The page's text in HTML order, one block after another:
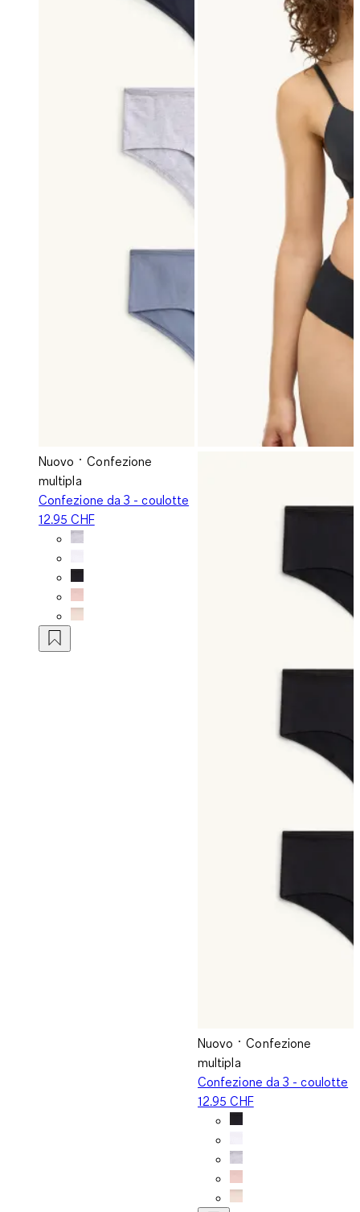
Nuovo
Confezione
multipla
Confezione da 3 - coulotte
12.95 CHF
Nuovo
Confezione
multipla
Confezione da 3 - coulotte
12.95 CHF